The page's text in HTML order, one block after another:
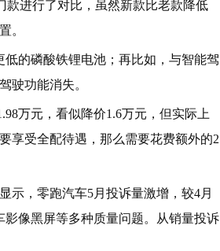
款进行了对比，虽然新款比老款降低
。
的磷酸铁锂电池；再比如，与智能驾
驶功能消失。
万元，看似降价1.6万元，但实际上
享受全配待遇，那么需要花费额外的2
示，零跑汽车5月投诉量激增，较4月
像黑屏等多种质量问题。从销量投诉